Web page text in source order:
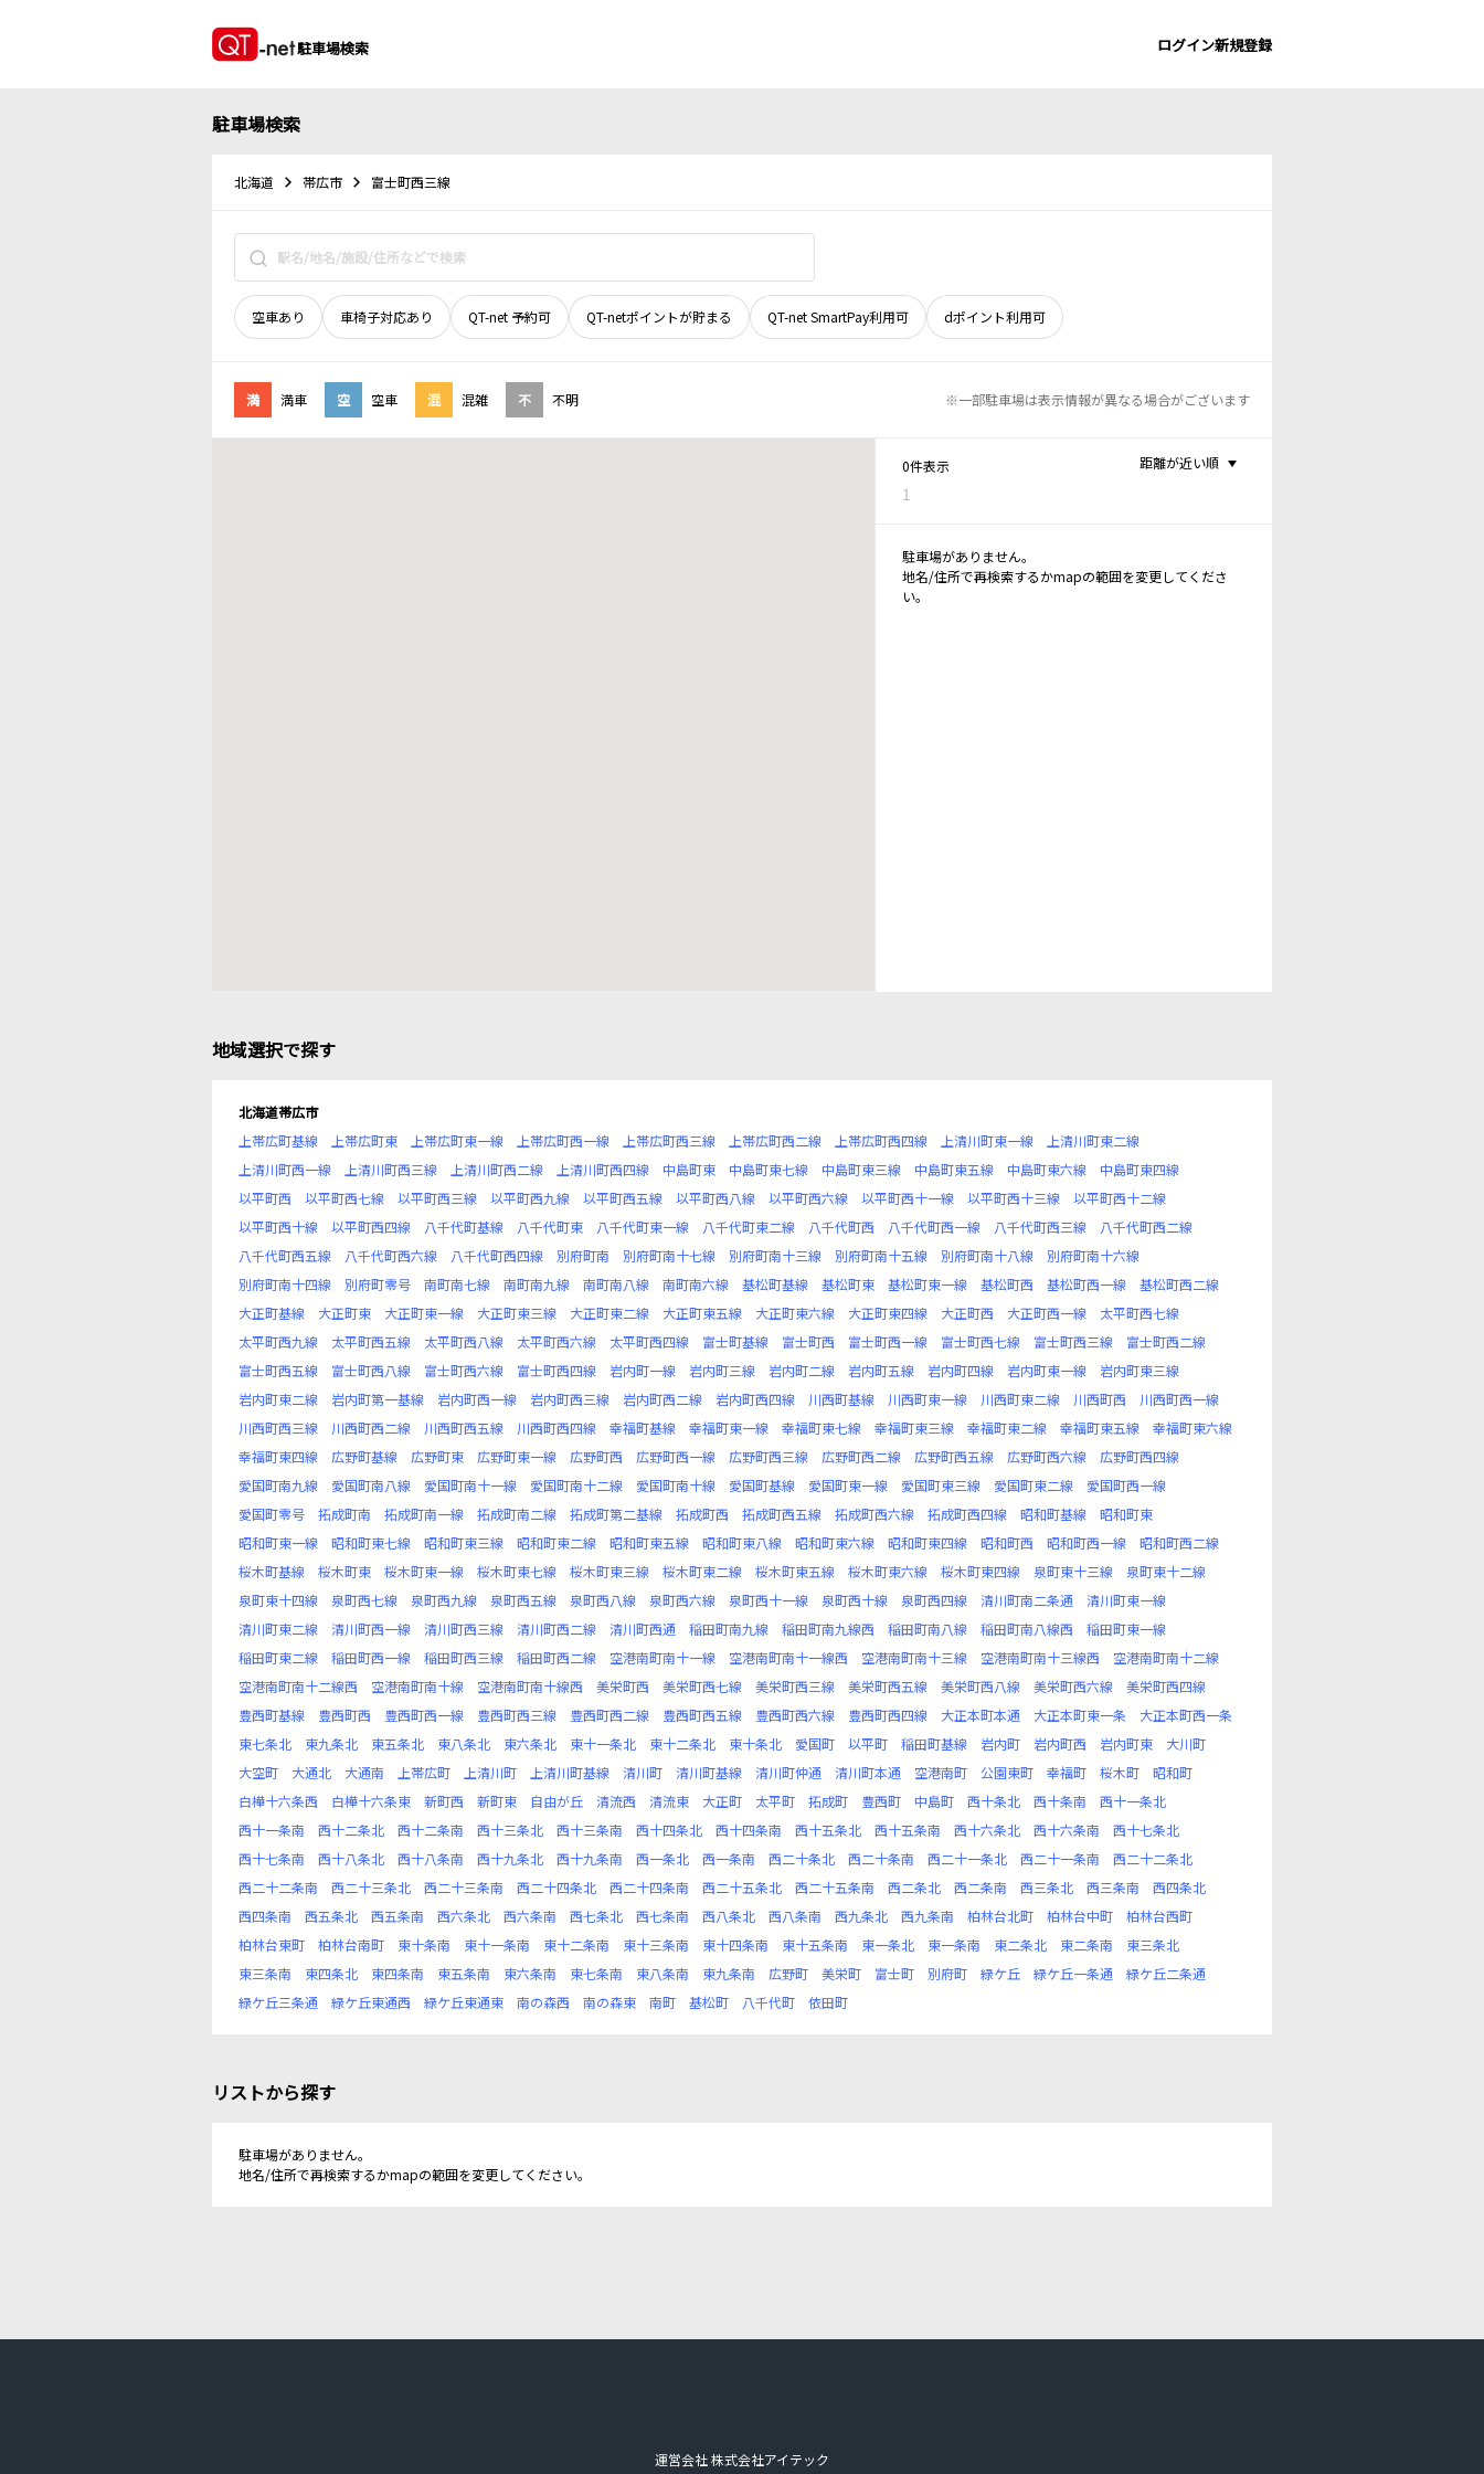
駐車場検索 ログイン新規登録
駐車場検索
北海道 帯広市 富士町西三線
空車あり 車椅子対応あり QT-net 予約可 QT-netポイントが貯まる QT-net SmartPay利用可 dポイント利用可
満 満車 空 空車 混 混雑 不 不明 ※一部駐車場は表示情報が異なる場合がございます
0件表示
1
距離が近い順
駐車場がありません。
地名/住所で再検索するかmapの範囲を変更してくださ
い。
地域選択で探す
北海道帯広市
上帯広町基線
上帯広町東 上帯広町東一線 上帯広町西一線 上帯広町西三線 上帯広町西二線 上帯広町西四線 上清川町東一線
上清川町東二線
上清川町西一線
上清川町西三線 上清川町西二線 上清川町西四線 中島町東 中島町東七線 中島町東三線 中島町東五線 中島町東六線
中島町東四線
以平町西
以平町西七線 以平町西三線 以平町西九線 以平町西五線 以平町西八線 以平町西六線 以平町西十一線 以平町西十三線
以平町西十二線
以平町西十線
以平町西四線 八千代町基線 八千代町東 八千代町東一線 八千代町東二線 八千代町西 八千代町西一線 八千代町西三線
八千代町西二線
八千代町西五線
八千代町西六線 八千代町西四線 別府町南 別府町南十七線 別府町南十三線 別府町南十五線 別府町南十八線
別府町南十六線
別府町南十四線
別府町零号 南町南七線 南町南九線 南町南八線 南町南六線 基松町基線 基松町東 基松町東一線 基松町西 基松町西一線
基松町西二線
大正町基線
大正町東 大正町東一線 大正町東三線 大正町東二線 大正町東五線 大正町東六線 大正町東四線 大正町西 大正町西一線
太平町西七線
太平町西九線
太平町西五線 太平町西八線 太平町西六線 太平町西四線 富士町基線 富士町西 富士町西一線 富士町西七線 富士町西三線
富士町西二線
富士町西五線
富士町西八線 富士町西六線 富士町西四線 岩内町一線 岩内町三線 岩内町二線 岩内町五線 岩内町四線 岩内町東一線
岩内町東三線
岩内町東二線
岩内町第一基線 岩内町西一線 岩内町西三線 岩内町西二線 岩内町西四線 川西町基線 川西町東一線 川西町東二線 川西町西
川西町西一線
川西町西三線
川西町西二線 川西町西五線 川西町西四線 幸福町基線 幸福町東一線 幸福町東七線 幸福町東三線 幸福町東二線 幸福町東五線
幸福町東六線
幸福町東四線
広野町基線 広野町東 広野町東一線 広野町西 広野町西一線 広野町西三線 広野町西二線 広野町西五線 広野町西六線
広野町西四線
愛国町南九線
愛国町南八線 愛国町南十一線 愛国町南十二線 愛国町南十線 愛国町基線 愛国町東一線 愛国町東三線 愛国町東二線
愛国町西一線
愛国町零号
拓成町南 拓成町南一線 拓成町南二線 拓成町第二基線 拓成町西 拓成町西五線 拓成町西六線 拓成町西四線 昭和町基線
昭和町東
昭和町東一線
昭和町東七線 昭和町東三線 昭和町東二線 昭和町東五線 昭和町東八線 昭和町東六線 昭和町東四線 昭和町西 昭和町西一線
昭和町西二線
桜木町基線
桜木町東 桜木町東一線 桜木町東七線 桜木町東三線 桜木町東二線 桜木町東五線 桜木町東六線 桜木町東四線 泉町東十三線
泉町東十二線
泉町東十四線
泉町西七線 泉町西九線 泉町西五線 泉町西八線 泉町西六線 泉町西十一線 泉町西十線 泉町西四線 清川町南二条通
清川町東一線
清川町東二線
清川町西一線 清川町西三線 清川町西二線 清川町西通 稲田町南九線 稲田町南九線西 稲田町南八線 稲田町南八線西
稲田町東一線
稲田町東二線
稲田町西一線 稲田町西三線 稲田町西二線 空港南町南十一線 空港南町南十一線西 空港南町南十三線 空港南町南十三線西
空港南町南十二線
空港南町南十二線西
空港南町南十線 空港南町南十線西 美栄町西 美栄町西七線 美栄町西三線 美栄町西五線 美栄町西八線 美栄町西六線
美栄町西四線
豊西町基線
豊西町西 豊西町西一線 豊西町西三線 豊西町西二線 豊西町西五線 豊西町西六線 豊西町西四線 大正本町本通 大正本町東一条
大正本町西一条
東七条北
東九条北 東五条北 東八条北 東六条北 東十一条北 東十二条北 東十条北 愛国町 以平町 稲田町基線 岩内町 岩内町西 岩内町東
大川町
大空町
大通北 大通南 上帯広町 上清川町 上清川町基線 清川町 清川町基線 清川町仲通 清川町本通 空港南町 公園東町 幸福町 桜木町
昭和町
白樺十六条西
白樺十六条東 新町西 新町東 自由が丘 清流西 清流東 大正町 太平町 拓成町 豊西町 中島町 西十条北 西十条南
西十一条北
西十一条南
西十二条北 西十二条南 西十三条北 西十三条南 西十四条北 西十四条南 西十五条北 西十五条南 西十六条北 西十六条南
西十七条北
西十七条南
西十八条北 西十八条南 西十九条北 西十九条南 西一条北 西一条南 西二十条北 西二十条南 西二十一条北 西二十一条南
西二十二条北
西二十二条南
西二十三条北 西二十三条南 西二十四条北 西二十四条南 西二十五条北 西二十五条南 西二条北 西二条南 西三条北 西三条南
西四条北
西四条南
西五条北 西五条南 西六条北 西六条南 西七条北 西七条南 西八条北 西八条南 西九条北 西九条南 柏林台北町 柏林台中町
柏林台西町
柏林台東町
柏林台南町 東十条南 東十一条南 東十二条南 東十三条南 東十四条南 東十五条南 東一条北 東一条南 東二条北 東二条南
東三条北
東三条南
東四条北 東四条南 東五条南 東六条南 東七条南 東八条南 東九条南 広野町 美栄町 富士町 別府町 緑ケ丘 緑ケ丘一条通
緑ケ丘二条通
緑ケ丘三条通
緑ケ丘東通西 緑ケ丘東通東 南の森西 南の森東 南町 基松町 八千代町 依田町
リストから探す
駐車場がありません。
地名/住所で再検索するかmapの範囲を変更してください。
運営会社 株式会社アイテック